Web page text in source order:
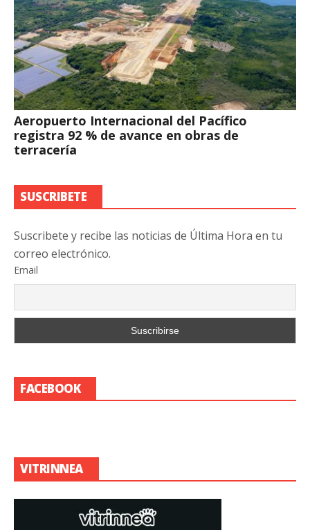
Aeropuerto Internacional del Pacífico
registra 92 % de avance en obras de
terracería
SUSCRIBETE
Suscribete y recibe las noticias de Última Hora en tu
correo electrónico.
Email
FACEBOOK
VITRINNEA